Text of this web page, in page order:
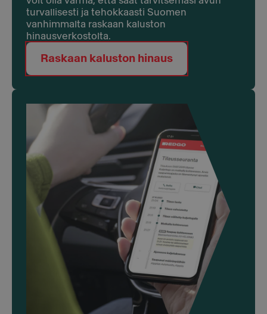
turvallisesti ja tehokkaasti Suomen
vanhimmalta raskaan kaluston
hinausverkostolta.
Raskaan kaluston hinaus